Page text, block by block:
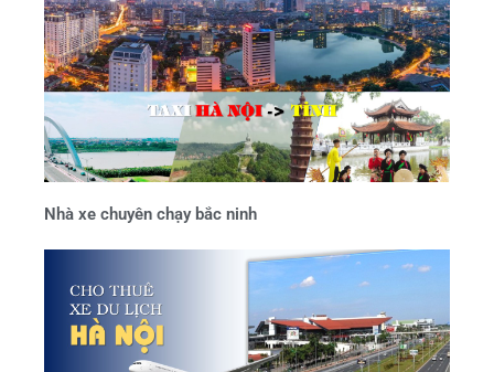
Nhà xe chuyên chạy bắc ninh